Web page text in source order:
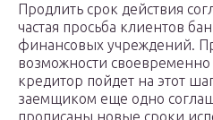
Продлить срок действия
частая просьба клиентов
финансовых учреждений.
возможности своевременно
кредитор пойдет на этот
заемщиком еще одно
прописаны новые сроки